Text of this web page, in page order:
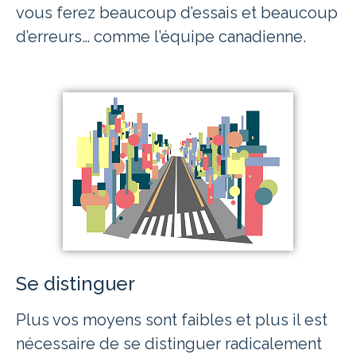
vous ferez beaucoup d’essais et beaucoup
d’erreurs… comme l’équipe canadienne.
Se distinguer
Plus vos moyens sont faibles et plus il est
nécessaire de se distinguer radicalement